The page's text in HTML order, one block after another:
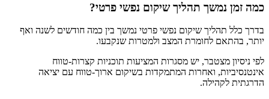
כמה זמן נמשך תהליך שיקום נפשי פרטי?
בדרך כלל תהליך שיקום נפשי פרטי נמשך בין כמה חודשים לשנה ואף
יותר, בהתאם לחומרת המצב ולמטרות שנקבעו.
לפי ניסיון מצטבר, יש מסגרות המציעות תוכניות קצרות-טווח
אינטנסיביות, ואחרות המתמקדות בשיקום ארוך-טווח עם יציאה
הדרגתית לקהילה.